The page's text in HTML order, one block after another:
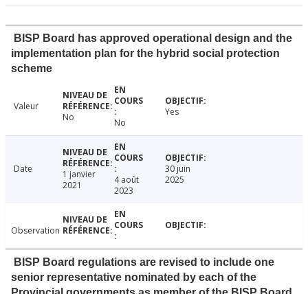
BISP Board has approved operational design and the
implementation plan for the hybrid social protection
scheme
Valeur
No
No
Yes
Date
1 janvier
2021
4 août
2023
30 juin
2025
Observation
BISP Board regulations are revised to include one
senior representative nominated by each of the